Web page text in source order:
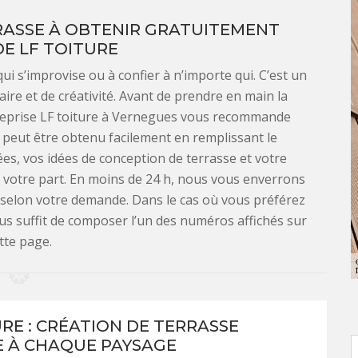
À OBTENIR GRATUITEMENT
LF TOITURE
s’improvise ou à confier à n’importe qui. C’est un
et de créativité. Avant de prendre en main la
LF toiture à Vernegues vous recommande
peut être obtenu facilement en remplissant le
vos idées de conception de terrasse et votre
part. En moins de 24 h, nous vous enverrons
votre demande. Dans le cas où vous préférez
suffit de composer l’un des numéros affichés sur
page.
: CRÉATION DE TERRASSE
À CHAQUE PAYSAGE